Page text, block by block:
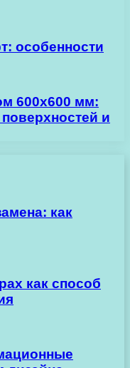
особенности
600х600 мм:
и
как
как способ